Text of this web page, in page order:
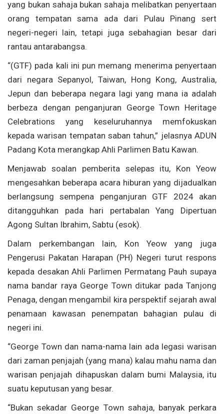
yang bukan sahaja bukan sahaja melibatkan penyertaan
orang tempatan sama ada dari Pulau Pinang sert
negeri-negeri lain, tetapi juga sebahagian besar dari
rantau antarabangsa.
“(GTF) pada kali ini pun memang menerima penyertaan
dari negara Sepanyol, Taiwan, Hong Kong, Australia,
Jepun dan beberapa negara lagi yang mana ia adalah
berbeza dengan penganjuran George Town Heritage
Celebrations yang keseluruhannya memfokuskan
kepada warisan tempatan saban tahun,” jelasnya ADUN
Padang Kota merangkap Ahli Parlimen Batu Kawan.
Menjawab soalan pemberita selepas itu, Kon Yeow
mengesahkan beberapa acara hiburan yang dijadualkan
berlangsung sempena penganjuran GTF 2024 akan
ditangguhkan pada hari pertabalan Yang Dipertuan
Agong Sultan Ibrahim, Sabtu (esok).
Dalam perkembangan lain, Kon Yeow yang juga
Pengerusi Pakatan Harapan (PH) Negeri turut respons
kepada desakan Ahli Parlimen Permatang Pauh supaya
nama bandar raya George Town ditukar pada Tanjong
Penaga, dengan mengambil kira perspektif sejarah awal
penamaan kawasan penempatan bahagian pulau di
negeri ini.
“George Town dan nama-nama lain ada legasi warisan
dari zaman penjajah (yang mana) kalau mahu nama dan
warisan penjajah dihapuskan dalam bumi Malaysia, itu
suatu keputusan yang besar.
“Bukan sekadar George Town sahaja, banyak perkara